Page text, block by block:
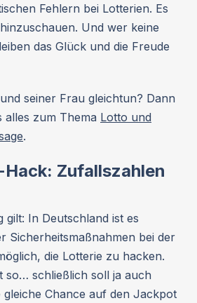
Fehlern bei Lotterien. Es
Und wer keine
das Glück und die Freude
seiner Frau gleichtun? Dann
alles zum Thema Lotto und
.
Zufallszahlen
In Deutschland ist es
Sicherheitsmaßnahmen bei der
die Lotterie zu hacken.
so… schließlich soll ja auch
gleiche Chance auf den Jackpot